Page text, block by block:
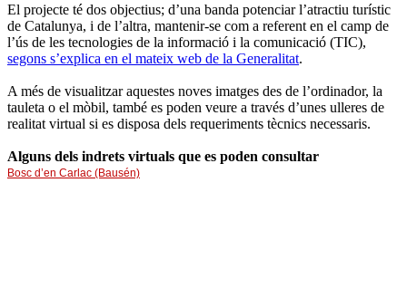
El projecte té dos objectius; d’una banda potenciar l’atractiu turístic
de Catalunya, i de l’altra, mantenir-se com a referent en el camp de
l’ús de les tecnologies de la informació i la comunicació (TIC),
segons s’explica en el mateix web de la Generalitat.
A més de visualitzar aquestes noves imatges des de l’ordinador, la
tauleta o el mòbil, també es poden veure a través d’unes ulleres de
realitat virtual si es disposa dels requeriments tècnics necessaris.
Alguns dels indrets virtuals que es poden consultar
Bosc d’en Carlac (Bausén)